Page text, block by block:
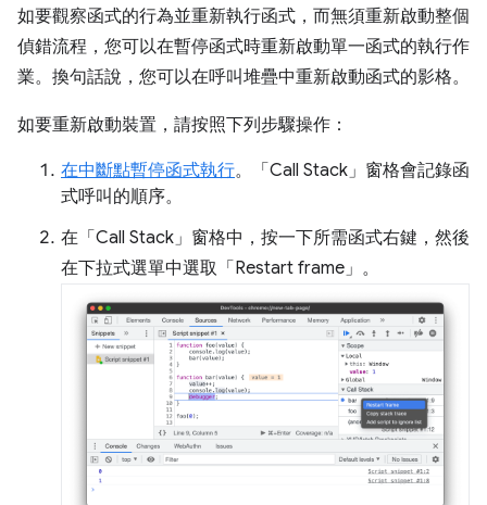
如要觀察函式的行為並重新執行函式，而無須重新啟動整個
偵錯流程，您可以在暫停函式時重新啟動單一函式的執行作
業。換句話說，您可以在呼叫堆疊中重新啟動函式的影格。
如要重新啟動裝置，請按照下列步驟操作：
在中斷點暫停函式執行。「Call Stack」 窗格會記錄函
式呼叫的順序。
在「Call Stack」 窗格中，按一下所需函式右鍵，然後
在下拉式選單中選取「Restart frame」 。